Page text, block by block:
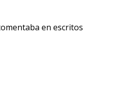
en escritos